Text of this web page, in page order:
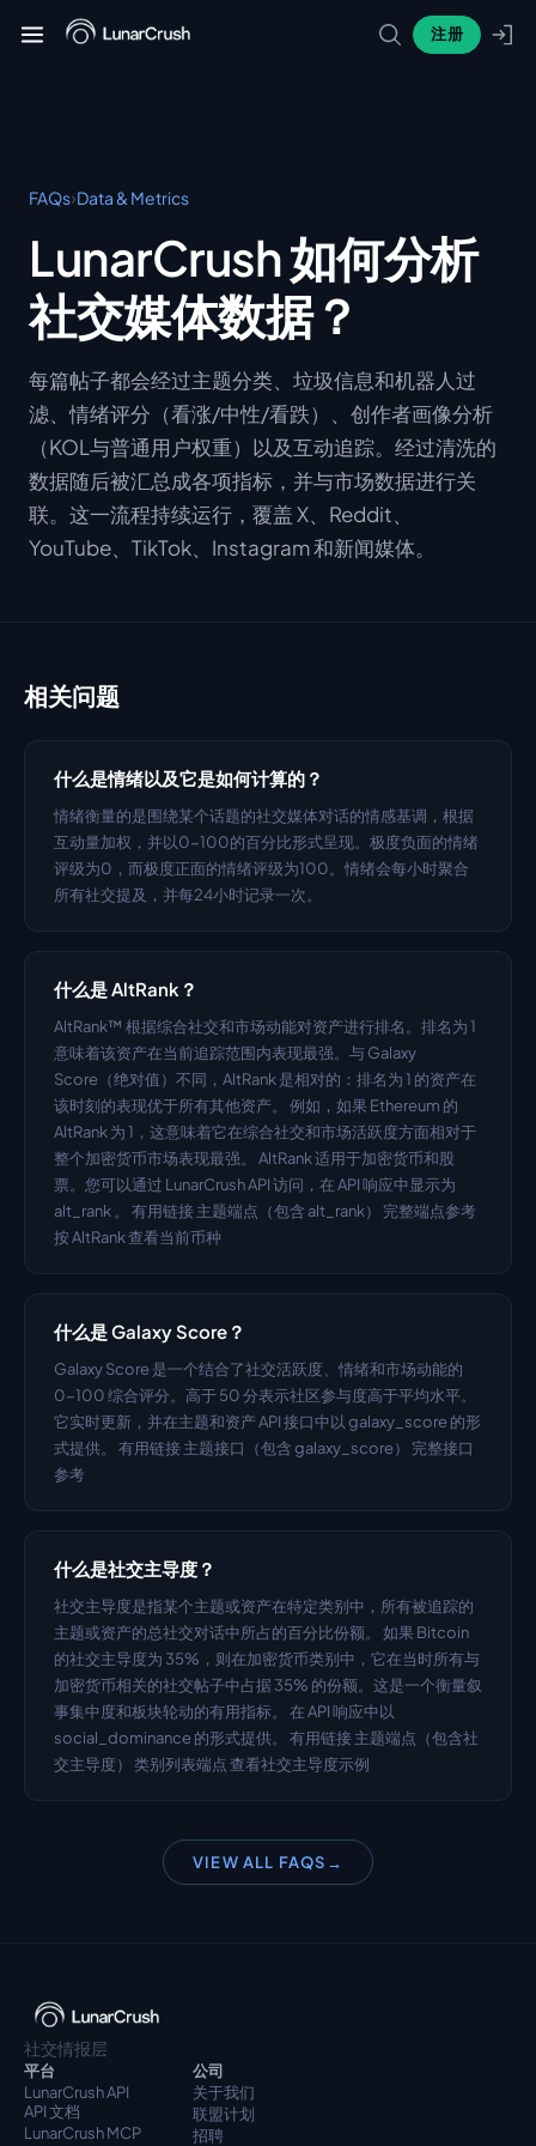
注册
FAQs›Data & Metrics
LunarCrush 如何分析
社交媒体数据？
每篇帖子都会经过主题分类、垃圾信息和机器人过
滤、情绪评分（看涨/中性/看跌）、创作者画像分析
（KOL与普通用户权重）以及互动追踪。经过清洗的
数据随后被汇总成各项指标，并与市场数据进行关
联。这一流程持续运行，覆盖 X、Reddit、
YouTube、TikTok、Instagram 和新闻媒体。
相关问题
什么是情绪以及它是如何计算的？
情绪衡量的是围绕某个话题的社交媒体对话的情感基调，根据
互动量加权，并以0-100的百分比形式呈现。极度负面的情绪
评级为0，而极度正面的情绪评级为100。情绪会每小时聚合
所有社交提及，并每24小时记录一次。
什么是 AltRank？
AltRank™ 根据综合社交和市场动能对资产进行排名。排名为 1
意味着该资产在当前追踪范围内表现最强。与 Galaxy
Score（绝对值）不同，AltRank 是相对的：排名为 1 的资产在
该时刻的表现优于所有其他资产。 例如，如果 Ethereum 的
AltRank 为 1，这意味着它在综合社交和市场活跃度方面相对于
整个加密货币市场表现最强。 AltRank 适用于加密货币和股
票。您可以通过 LunarCrush API 访问，在 API 响应中显示为
alt_rank 。 有用链接 主题端点（包含 alt_rank） 完整端点参考
按 AltRank 查看当前币种
什么是 Galaxy Score？
Galaxy Score 是一个结合了社交活跃度、情绪和市场动能的
0-100 综合评分。高于 50 分表示社区参与度高于平均水平。
它实时更新，并在主题和资产 API 接口中以 galaxy_score 的形
式提供。 有用链接 主题接口（包含 galaxy_score） 完整接口
参考
什么是社交主导度？
社交主导度是指某个主题或资产在特定类别中，所有被追踪的
主题或资产的总社交对话中所占的百分比份额。 如果 Bitcoin
的社交主导度为 35%，则在加密货币类别中，它在当时所有与
加密货币相关的社交帖子中占据 35% 的份额。这是一个衡量叙
事集中度和板块轮动的有用指标。 在 API 响应中以
social_dominance 的形式提供。 有用链接 主题端点（包含社
交主导度） 类别列表端点 查看社交主导度示例
VIEW ALL FAQS →
社交情报层
平台
LunarCrush API
API 文档
LunarCrush MCP
公司
关于我们
联盟计划
招聘